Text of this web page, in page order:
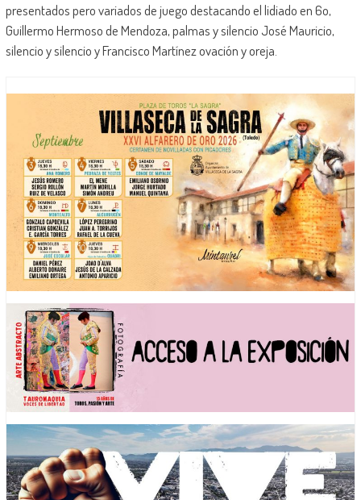
presentados pero variados de juego destacando el lidiado en 6o,
Guillermo Hermoso de Mendoza, palmas y silencio José Mauricio,
silencio y silencio y Francisco Martínez ovación y oreja.